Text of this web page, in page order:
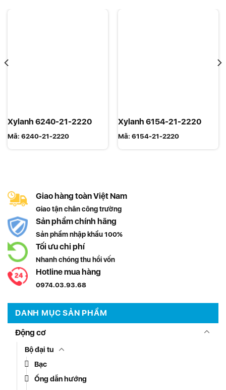
Giao hàng toàn Việt Nam
Giao tận chân công trường
Sản phẩm chính hãng
Sản phẩm nhập khẩu 100%
Tối ưu chi phí
Nhanh chóng thu hồi vốn
Hotline mua hàng
0974.03.93.68
DANH MỤC SẢN PHẨM
Động cơ
Bộ đại tu
Bạc
Ống dẫn hướng
Xylanh 6240-21-2220
Mã: 6240-21-2220
Xylanh 6154-21-2220
Mã: 6154-21-2220